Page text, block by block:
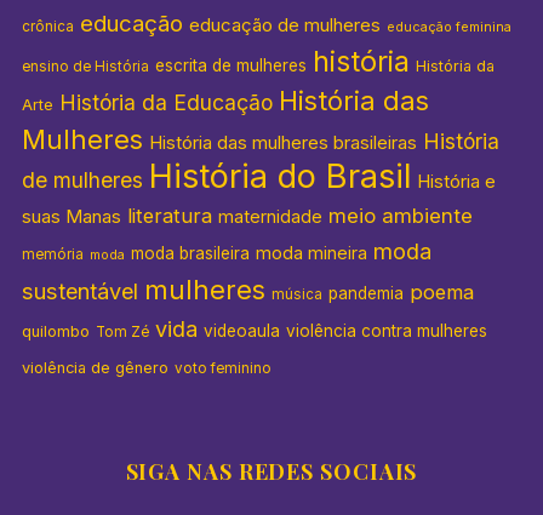
crônica educação educação de mulheres educação feminina
ensino de História escrita de mulheres história História da
Arte História da Educação História das
Mulheres História das mulheres brasileiras História
de mulheres História do Brasil História e
suas Manas literatura maternidade meio ambiente
memória moda moda brasileira moda mineira moda
sustentável mulheres música pandemia poema
quilombo Tom Zé vida videoaula violência contra mulheres
violência de gênero voto feminino
SIGA NAS REDES SOCIAIS